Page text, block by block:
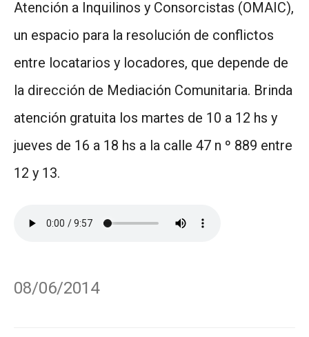
Atención a Inquilinos y Consorcistas (OMAIC),
un espacio para la resolución de conflictos
entre locatarios y locadores, que depende de
la dirección de Mediación Comunitaria. Brinda
atención gratuita los martes de 10 a 12 hs y
jueves de 16 a 18 hs a la calle 47 n º 889 entre
12 y 13.
08/06/2014